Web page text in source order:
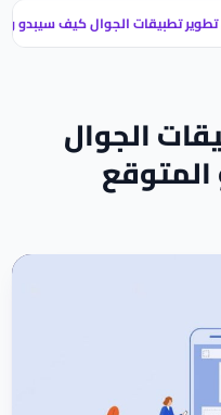
تطبيقات الجوال كيف سيبدو
الجوال